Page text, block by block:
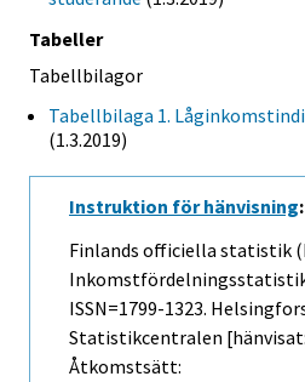
Tabeller
Tabellbilagor
Tabellbilaga 1.
(1.3.2019)
Instruktion för hänvisning:
Finlands officiella statistik
ISSN=1799-1323.
Statistikcentralen [hänvisat:
Åtkomstsätt: